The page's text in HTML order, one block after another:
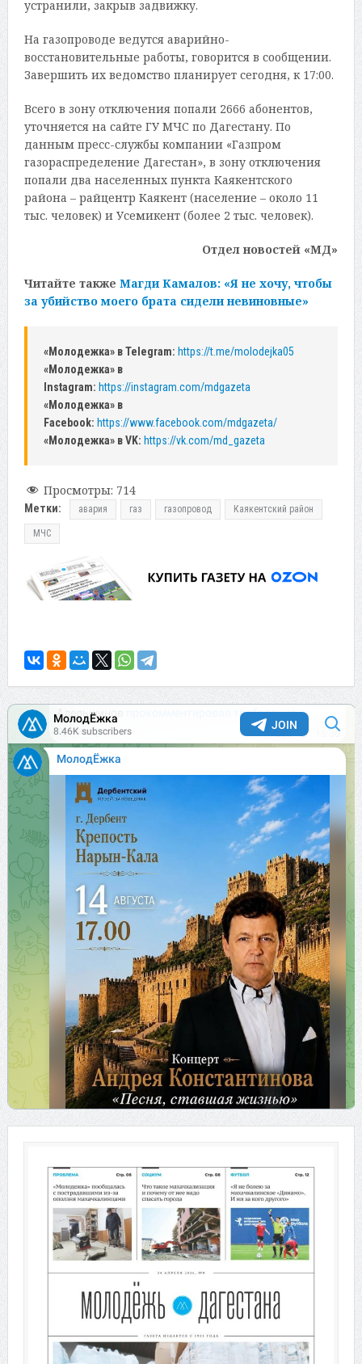
устранили, закрыв задвижку.
На газопроводе ведутся аварийно-
восстановительные работы, говорится в сообщении.
Завершить их ведомство планирует сегодня, к 17:00.
Всего в зону отключения попали 2666 абонентов,
уточняется на сайте ГУ МЧС по Дагестану. По
данным пресс-службы компании «Газпром
газораспределение Дагестан», в зону отключения
попали два населенных пункта Каякентского
района – райцентр Каякент (население – около 11
тыс. человек) и Усемикент (более 2 тыс. человек).
Отдел новостей «МД»
Читайте также Магди Камалов: «Я не хочу, чтобы
за убийство моего брата сидели невиновные»
«Молодежка» в Telegram: https://t.me/molodejka05
«Молодежка» в
Instagram: https://instagram.com/mdgazeta
«Молодежка» в
Facebook: https://www.facebook.com/mdgazeta/
«Молодежка» в VK: https://vk.com/md_gazeta
Просмотры: 714
Метки: авария газ газопровод Каякентский район
МЧС